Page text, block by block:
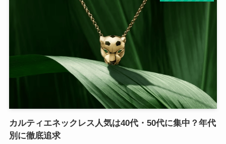
カルティエネックレス人気は40代・50代に集中？年代
別に徹底追求